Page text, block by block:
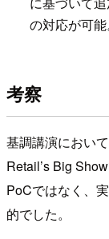
の対応が可能
考察
基調講演におい
Retail’s Big
PoCではなく、
的でした。